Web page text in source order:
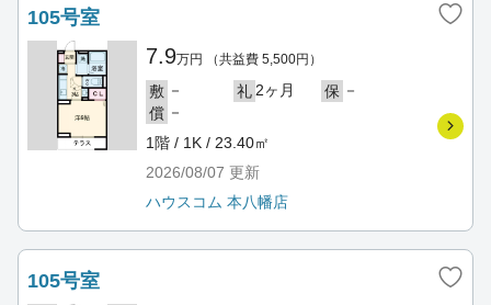
105号室
7.9万円 （共益費 5,500円）
敷 － 礼 2ヶ月 保 －
償 －
1階 / 1K / 23.40㎡
2026/08/07 更新
ハウスコム 本八幡店
105号室